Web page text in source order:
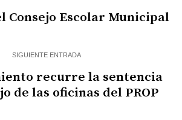
Consejo Escolar Municipal
SIGUIENTE ENTRADA
recurre la sentencia
de las oficinas del PROP